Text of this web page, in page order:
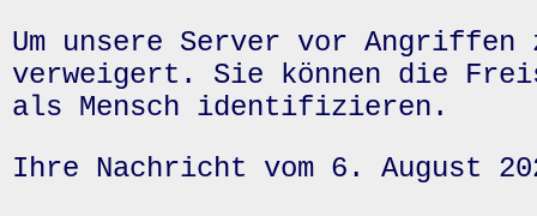
Um unsere Server vor
verweigert. Sie können die
als Mensch identifizieren.
Ihre Nachricht vom 6. August